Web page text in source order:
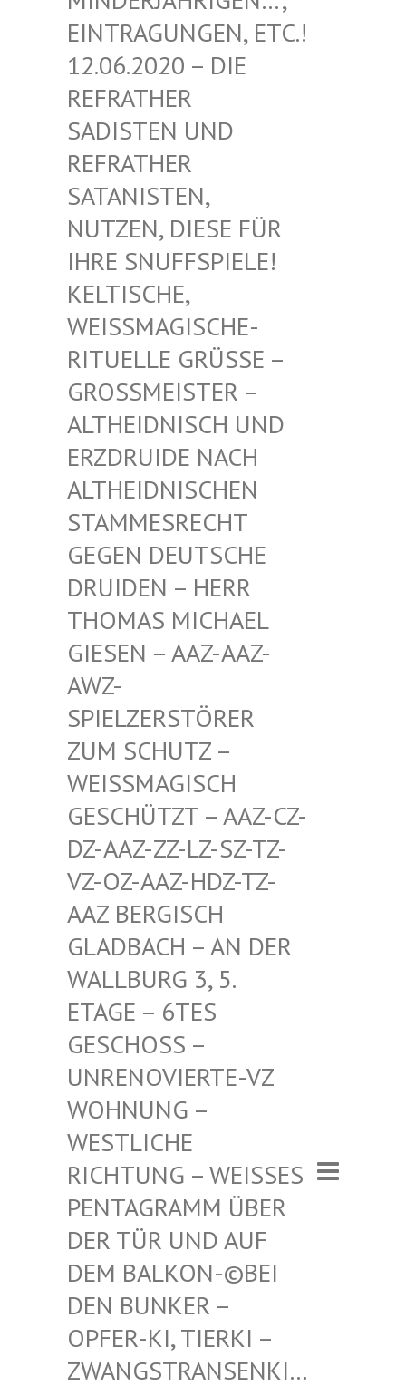
NTRAGUNGEN, ETC.! 12
.06.2020 – DIE RE
FRATHER SA
DISTEN UND RE
FRATHER SA
TANISTEN, NU
TZEN, DIESE FÜR IH
RE SNUFFSPIELE! KE
LTISCHE, WE
ISSMAGISCHE- RIT
UELLE GRÜSSE – GROSS
MEISTER – ALTHE
IDNISCH UND ERZDR
UIDE NACH ALTHE
IDNISCHEN STAMM
ESRECHT GEGEN
DEUTSCHE DRUID
EN – HERR THOMA
S MICHAEL GIESE
N – AAZ-AAZ-AWZ-S
PIEL
ZERSTÖRER ZUM S
CHUTZ – WEISSM
AGISCH GESCHÜ
TZT – AAZ-CZ-DZ-AAZ
-ZZ-LZ-SZ-TZ-VZ-OZ-
AAZ-HDZ-TZ-AAZ BE
RGISCH GLADBA
CH – AN DER WALLBU
RG 3, 5. ETAGE
– 6TES GESCHO
SS – UNRENO
VIERTE-VZ WOHNUN
G – WESTLI
CHE RICHTU
NG – WEISSES PENTAGR
AMM ÜBER DER TÜR
UND AUF DEM BAL
KON-©BEI DEN BUN
KER – OPFER-K
I, TIERKI – ZWANGST
RANSENKI… – ZWANG